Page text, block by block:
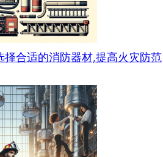
择合适的消防器材,提高火灾防范